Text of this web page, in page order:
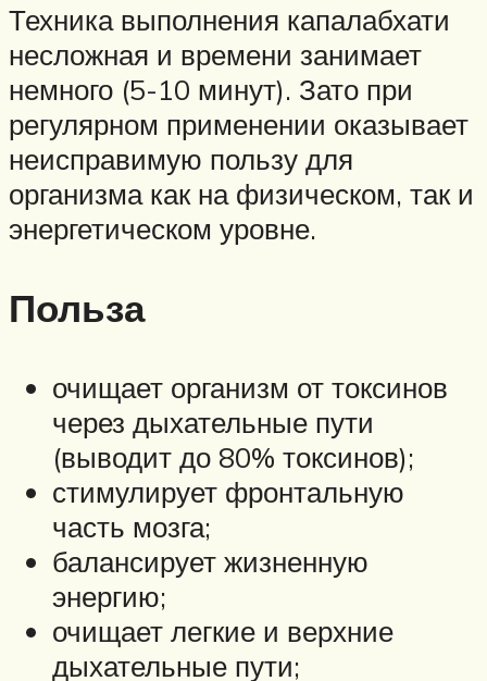
Техника выполнения капалабхати
несложная и времени занимает
немного (5-10 минут). Зато при
регулярном применении оказывает
неисправимую пользу для
организма как на физическом, так и
энергетическом уровне.
Польза
очищает организм от токсинов
через дыхательные пути
(выводит до 80% токсинов);
стимулирует фронтальную
часть мозга;
балансирует жизненную
энергию;
очищает легкие и верхние
дыхательные пути;